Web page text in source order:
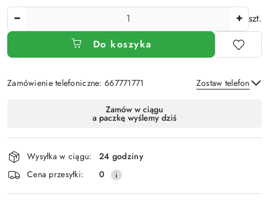
szt.
Do koszyka
Zamówienie telefoniczne: 667771771 Zostaw telefon
Wyślij
dostawa
Zamów w ciągu
a paczkę wyślemy dziś
Wysyłka w ciągu:
24 godziny
Cena przesyłki:
0